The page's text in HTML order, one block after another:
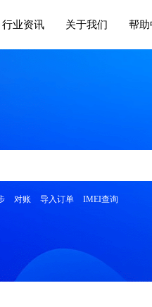
行业资讯 关于我们 帮助
对账 导入订单 IMEI查询